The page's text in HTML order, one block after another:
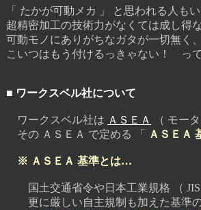
「 たかが可動メカ 」 と思われる人も
超精密加工の技術力がなくては成し得
可動モノにありがちなガタが一切無く
こいつはもう付けるっきゃない！ っ
■ ワークスベル社について
ワークスベル社は ＡＳＥＡ
（ モー
その ＡＳＥＡ で定める 「
ＡＳＥＡ
※ ＡＳＥＡ 基準とは…
国土交通省令や日本工業規格 （ JIS
更に厳しい自主規制も加えた基準